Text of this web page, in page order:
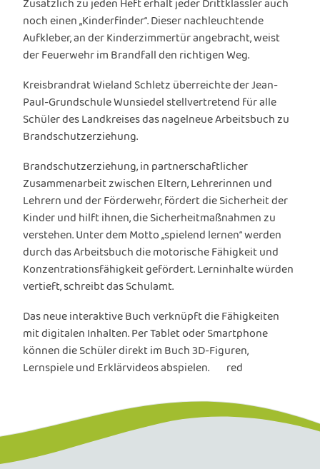
Zusätzlich zu jeden Heft erhält jeder Drittklässler auch
noch einen „Kinderfinder“. Dieser nachleuchtende
Aufkleber, an der Kinderzimmertür angebracht, weist
der Feuerwehr im Brandfall den richtigen Weg.
Kreisbrandrat Wieland Schletz überreichte der Jean-
Paul-Grundschule Wunsiedel stellvertretend für alle
Schüler des Landkreises das nagelneue Arbeitsbuch zu
Brandschutzerziehung.
Brandschutzerziehung, in partnerschaftlicher
Zusammenarbeit zwischen Eltern, Lehrerinnen und
Lehrern und der Förderwehr, fördert die Sicherheit der
Kinder und hilft ihnen, die Sicherheitmaßnahmen zu
verstehen. Unter dem Motto „spielend lernen“ werden
durch das Arbeitsbuch die motorische Fähigkeit und
Konzentrationsfähigkeit gefördert. Lerninhalte würden
vertieft, schreibt das Schulamt.
Das neue interaktive Buch verknüpft die Fähigkeiten
mit digitalen Inhalten. Per Tablet oder Smartphone
können die Schüler direkt im Buch 3D-Figuren,
Lernspiele und Erklärvideos abspielen. red